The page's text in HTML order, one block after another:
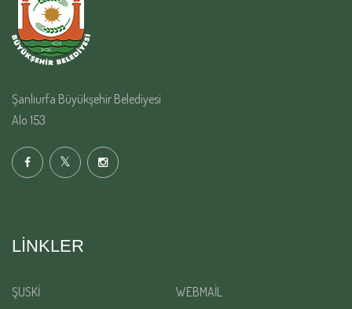
Şanlıurfa Büyükşehir Belediyesi
Alo 153
LINKLER
ŞUSKİ
WEBMAİL